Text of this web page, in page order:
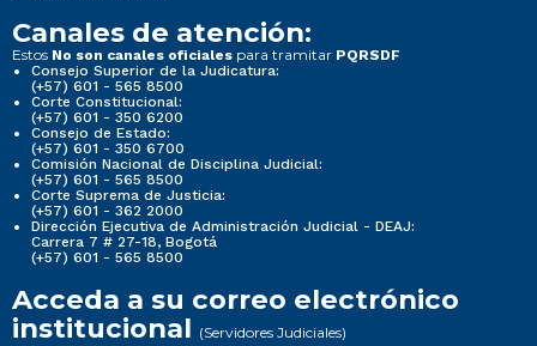
Canales de atención:
Estos No son canales oficiales para tramitar PQRSDF
Consejo Superior de la Judicatura:
(+57) 601 - 565 8500
Corte Constitucional:
(+57) 601 - 350 6200
Consejo de Estado:
(+57) 601 - 350 6700
Comisión Nacional de Disciplina Judicial:
(+57) 601 - 565 8500
Corte Suprema de Justicia:
(+57) 601 - 362 2000
Dirección Ejecutiva de Administración Judicial - DEAJ:
Carrera 7 # 27-18, Bogotá
(+57) 601 - 565 8500
Acceda a su correo electrónico
institucional (Servidores Judiciales)